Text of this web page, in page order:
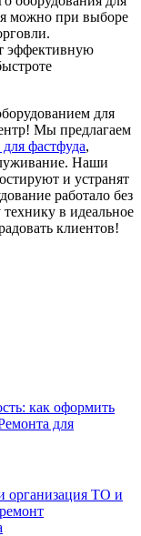
можно при выборе
эффективную
для
Мы предлагаем
фастфуда,
Наши
и устранят
работало без
в идеальное
клиентов!
как оформить
для
организация ТО и